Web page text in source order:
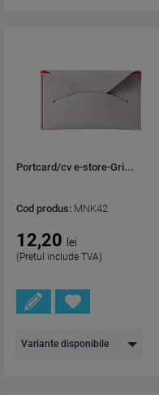
Portcard/cv e-store-Gri...
Cod produs: MNK42
12,20 lei
(Pretul include TVA)
Variante disponibile